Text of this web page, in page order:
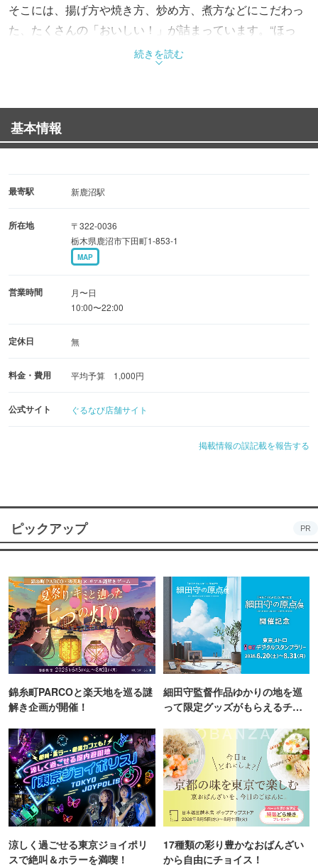
そこには、揚げ方や焼き方、炒め方、煮方などにこだわっ
た、たくさんの「おいしい！」が詰まっています。“ほっ
と”できるお弁当で、“もっと”お客様を笑顔にする。これか
らも、そんなお弁当をお届けします。
続きを読む
基本情報
最寄駅 新鹿沼駅
所在地
〒322-0036
栃木県鹿沼市下田町1-853-1
MAP
営業時間
月〜日
10:00〜22:00
定休日 無
料金・費用 平均予算 1,000円
公式サイト ぐるなび店舗サイト
掲載情報の誤記載を報告する
ピックアップ PR
錦糸町PARCOと楽天地を巡る謎
解き企画が開催！
細田守監督作品ゆかりの地を巡
って限定グッズがもらえるチャ
涼しく過ごせる東京ジョイポリ
スで絶叫＆ホラーを満喫！
17種類の彩り豊かなおばんざい
から自由にチョイス！